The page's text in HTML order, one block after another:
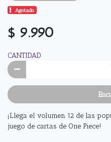
Agotado.
$ 9.990
CANTIDAD
¡Llega el volumen 12 de las
juego de cartas de One Piece!